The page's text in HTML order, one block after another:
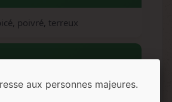
poivré, terreux
poivre, doux-amer
aux personnes majeures.